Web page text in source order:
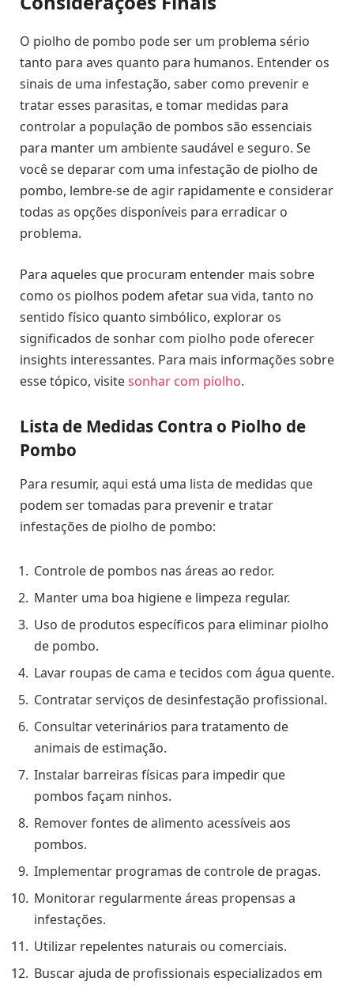
O piolho de pombo pode ser um problema sério
tanto para aves quanto para humanos. Entender os
sinais de uma infestação, saber como prevenir e
tratar esses parasitas, e tomar medidas para
controlar a população de pombos são essenciais
para manter um ambiente saudável e seguro. Se
você se deparar com uma infestação de piolho de
pombo, lembre-se de agir rapidamente e considerar
todas as opções disponíveis para erradicar o
problema.
Para aqueles que procuram entender mais sobre
como os piolhos podem afetar sua vida, tanto no
sentido físico quanto simbólico, explorar os
significados de sonhar com piolho pode oferecer
insights interessantes. Para mais informações sobre
esse tópico, visitesonhar com piolho.
Lista de Medidas Contra o Piolho de
Pombo
Para resumir, aqui está uma lista de medidas que
podem ser tomadas para prevenir e tratar
infestações de piolho de pombo:
Controle de pombos nas áreas ao redor.
Manter uma boa higiene e limpeza regular.
Uso de produtos específicos para eliminar piolho
de pombo.
Lavar roupas de cama e tecidos com água quente.
Contratar serviços de desinfestação profissional.
Consultar veterinários para tratamento de
animais de estimação.
Instalar barreiras físicas para impedir que
pombos façam ninhos.
Remover fontes de alimento acessíveis aos
pombos.
Implementar programas de controle de pragas.
Monitorar regularmente áreas propensas a
infestações.
Utilizar repelentes naturais ou comerciais.
Buscar ajuda de profissionais especializados em